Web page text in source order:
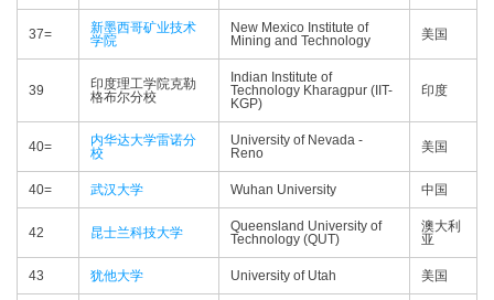
37=
新墨西哥矿业技术
学院
New Mexico Institute of
Mining and Technology
美国
39
印度理工学院克勒
格布尔分校
Indian Institute of
Technology Kharagpur (IIT-
KGP)
印度
40=
内华达大学雷诺分
校
University of Nevada -
Reno
美国
40= 武汉大学 Wuhan University 中国
42 昆士兰科技大学
Queensland University of
Technology (QUT)
澳大利
亚
43 犹他大学 University of Utah 美国